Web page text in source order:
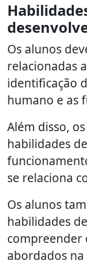
Os alunos
relacionadas
identificação
humano e as
Além disso,
habilidades
se relaciona
Os alunos
habilidades
compreender
abordados na